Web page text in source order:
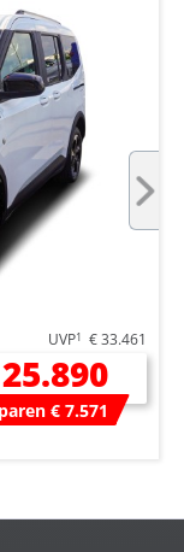
UVP1 € 33.461
€ 7.571